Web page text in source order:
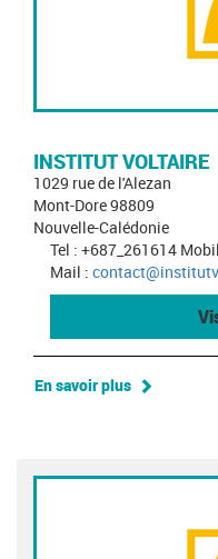
INSTITUT VOLTAIRE
1029 rue de l'Alezan
Mont-Dore 98809
Nouvelle-Calédonie
Tel : +687_261614
Mail :
En savoir plus